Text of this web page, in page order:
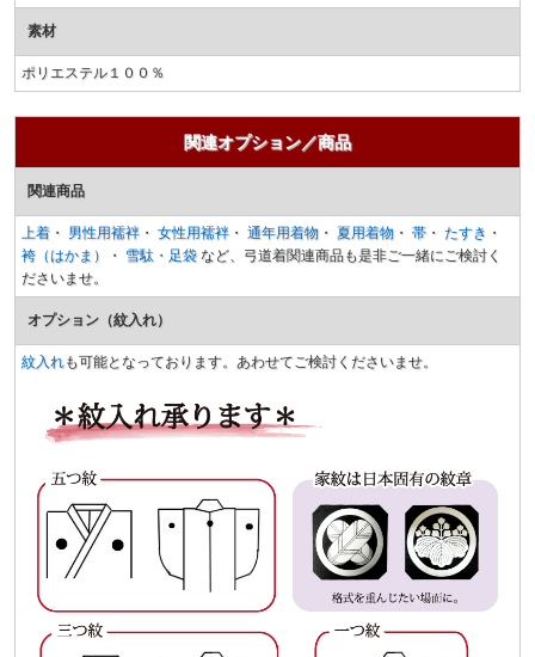
素材
ポリエステル１００％
関連オプション／商品
関連商品
上着・ 男性用襦袢・ 女性用襦袢・ 通年用着物・ 夏用着物・ 帯・ たすき ・
袴（はかま）
・ 雪駄・足袋など、弓道着関連商品も是非ご一緒にご検討く
ださいませ。
オプション（紋入れ）
紋入れも可能となっております。あわせてご検討くださいませ。